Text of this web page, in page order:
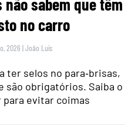
no carro
2026 |João Luís
ter selos no para‑brisas,
são obrigatórios. Saiba o
para evitar coimas